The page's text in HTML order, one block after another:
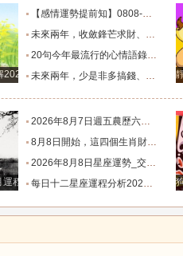
2024.12.23-12.29
【感情運勢提前知】0808-0814感情運勢：在自己的能力和現實目標有差距時，越是要克己隱忍_內心_藍姐_狀態
未來兩年，收斂鋒芒求財、家境慢慢變好的四大星座！富貴纏身_合作_機會_獅子座
20句今年最流行的心情語錄，句句正能量，說到心坎上了_夢想_繁星點點_人生
未來兩年，少是非多搞錢、財富悄悄暴漲的四大星座！衣食無憂_防範_全是坑_財運
程解析
2026年8月7日週五農歷六月廿五好運生肖排名榜。_工作_池池_感情
8月8日開始，這四個生肖財運穩步上行，財路全程暢通收獲滿堂吉祥財富_財氣_龍人
2026年8月8日星座運勢_交易_管理_合作
每日十二星座運程分析2026.8.8_靈感_成長_事情